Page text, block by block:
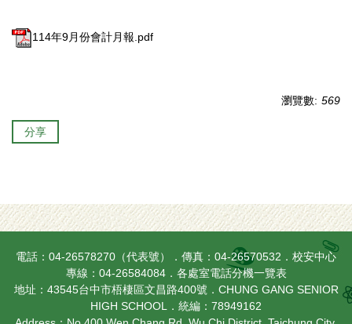
114年9月份會計月報.pdf
瀏覽數: 569
分享
電話：04-26578270（代表號）．傳真：04-26570532．校安中心
專線：04-26584084． 各處室電話分機一覽表
地址：43545台中市梧棲區文昌路400號．CHUNG GANG SENIOR
HIGH SCHOOL．統編：78949162